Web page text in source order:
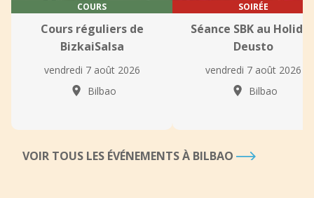
COURS
Cours réguliers de
BizkaiSalsa
vendredi 7 août 2026
Bilbao
SOIRÉE
Séance SBK au
Deusto
vendredi 7 août 2026
Bilbao
VOIR TOUS LES ÉVÉNEMENTS À BILBAO